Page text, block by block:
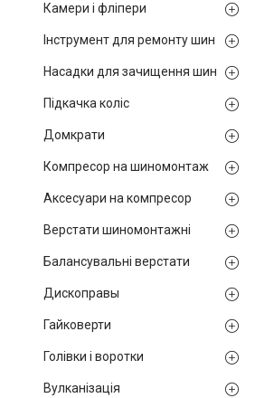
Камери і фліпери
Інструмент для ремонту шин
Насадки для зачищення шин
Підкачка коліс
Домкрати
Компресор на шиномонтаж
Аксесуари на компресор
Верстати шиномонтажні
Балансувальні верстати
Дископравы
Гайковерти
Голівки і воротки
Вулканізація